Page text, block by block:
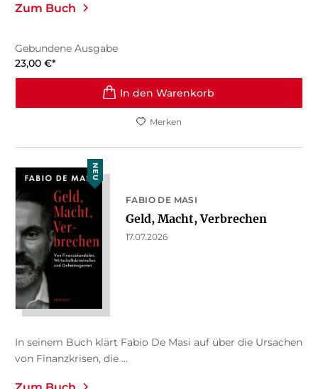
Zum Buch
Gebundene Ausgabe
23,00 €*
In den Warenkorb
Merken
NEU
FABIO DE MASI
Geld, Macht, Verbrechen
17.07.2026
In seinem Buch klärt Fabio De Masi auf über die Ursachen
von Finanzkrisen, die ...